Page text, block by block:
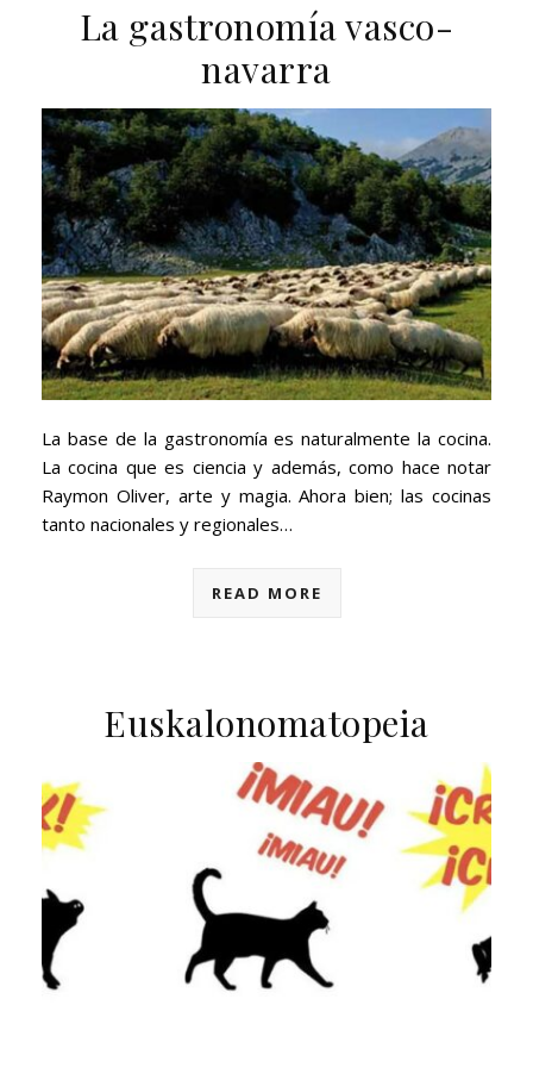
La gastronomía vasco-
navarra
La base de la gastronomía es naturalmente la cocina.
La cocina que es ciencia y además, como hace notar
Raymon Oliver, arte y magia. Ahora bien; las cocinas
tanto nacionales y regionales…
READ MORE
Euskalonomatopeia